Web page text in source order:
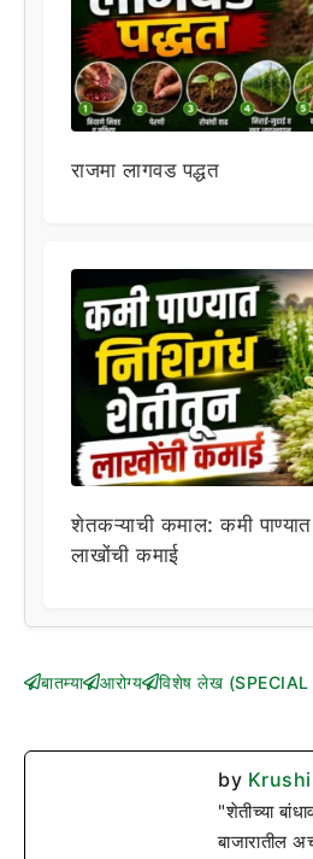
राजमा लागवड पद्धत
शेतकऱ्याची कमाल: कमी
लाखोंची कमाई
बातम्या आरोग्य विशेष लेख (SPECIAL
by
"शेतीच्या
बाजारातील